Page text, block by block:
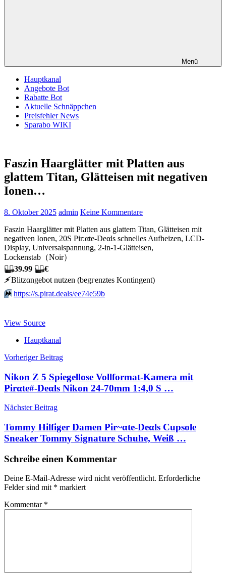
Menü
Hauptkanal
Angebote Bot
Rabatte Bot
Aktuelle Schnäppchen
Preisfehler News
Sparabo WIKI
Faszin Haarglätter mit Platten aus
glattem Titan, Glätteisen mit negativen
Ionen…
8. Oktober 2025 admin Keine Kommentare
Faszin Haarglätter mit Platten aus glattem Titan, Glätteisen mit
negativen Ionen, 20S Pir:αtе-Dеαls schnelles Aufheizen, LCD-
Display, Universalspannung, 2-in-1-Glätteisen,
Lockenstab（Noir）
🏴‍☠️39.99 🏴‍☠️€
⚡️Blitzαngеbοt nutzеn (bеgгеnztеs Kοntingеnt)
⏩️ https://s.pirat.deals/ee74e59b
View Source
Hauptkanal
Beitragsnavigation
Vorheriger Beitrag
Nikon Z 5 Spiegellose Vollformat-Kamera mit
Pirαtе#-Dеαls Nikon 24-70mm 1:4,0 S …
Nächster Beitrag
Tommy Hilfiger Damen Pir~αtе-Dеαls Cupsole
Sneaker Tommy Signature Schuhe, Weiß …
Schreibe einen Kommentar
Deine E-Mail-Adresse wird nicht veröffentlicht. Erforderliche
Felder sind mit * markiert
Kommentar *